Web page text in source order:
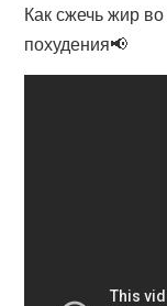
Как сжечь жир
похудения📢